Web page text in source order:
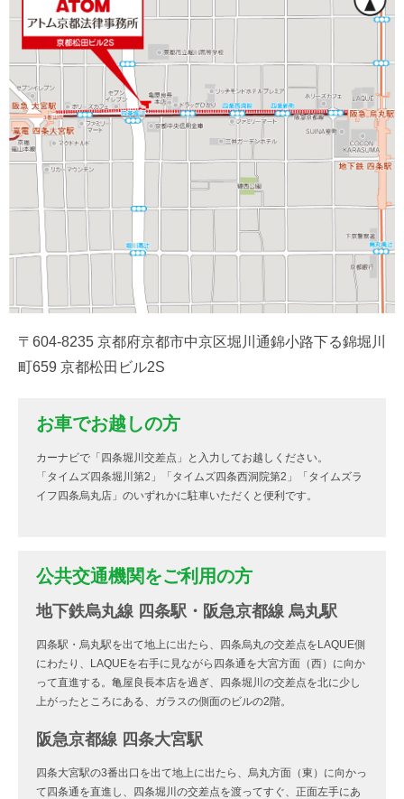
〒604-8235 京都府京都市中京区堀川通錦小路下る錦堀川
町659 京都松田ビル2S
お車でお越しの方
カーナビで「四条堀川交差点」と入力してお越しください。
「タイムズ四条堀川第2」「タイムズ四条西洞院第2」「タイムズラ
イフ四条烏丸店」のいずれかに駐車いただくと便利です。
公共交通機関をご利用の方
地下鉄烏丸線 四条駅・阪急京都線 烏丸駅
四条駅・烏丸駅を出て地上に出たら、四条烏丸の交差点をLAQUE側
にわたり、LAQUEを右手に見ながら四条通を大宮方面（西）に向か
って直進する。亀屋良長本店を過ぎ、四条堀川の交差点を北に少し
上がったところにある、ガラスの側面のビルの2階。
阪急京都線 四条大宮駅
四条大宮駅の3番出口を出て地上に出たら、烏丸方面（東）に向かっ
て四条通を直進し、四条堀川の交差点を渡ってすぐ、正面左手にあ